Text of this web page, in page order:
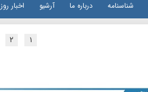
شناسنامه درباره ما آرشیو اخبار روز
۱ ۲